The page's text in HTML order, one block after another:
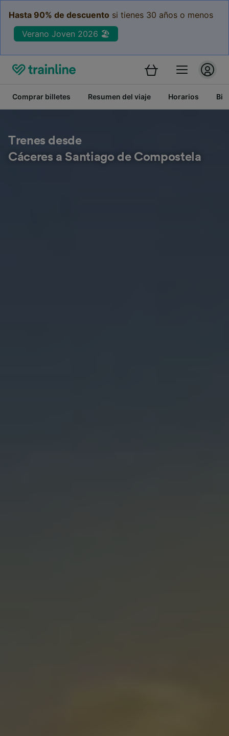
Hasta 90% de descuento si tienes 30 años o menos
Verano Joven 2026 🏖️
Comprar billetes Resumen del viaje Horarios
Trenes desde
Cáceres a Santiago de Compostela